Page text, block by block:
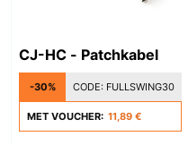
CJ-HC - Patchkabel
-30% CODE: FULLSWING30
MET VOUCHER: 11,89 €